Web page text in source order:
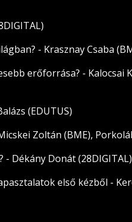
- Krasznay Csaba
erőforrása? - Kalocsai
(EDUTUS)
Zoltán (BME),
Dékány Donát (28DIGITAL)
első kézből -